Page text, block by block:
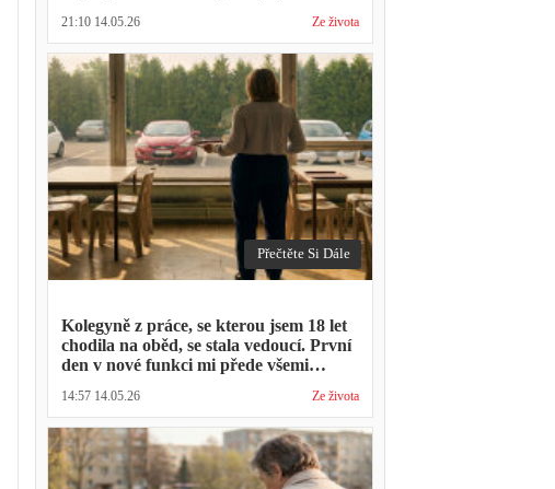
přece nevyhodíš vlastní dítě."
21:10 14.05.26 Ze života
Přečtěte Si Dále
Kolegyně z práce, se kterou jsem 18 let
chodila na oběd, se stala vedoucí. První
den v nové funkci mi přede všemi
Přestávka trvala stejně jako vždycky
14:57 14.05.26 Ze života